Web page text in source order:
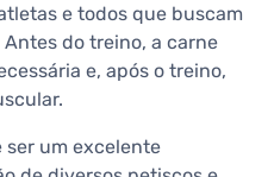
e todos que buscam
do treino, a carne
e, após o treino,
ser um excelente